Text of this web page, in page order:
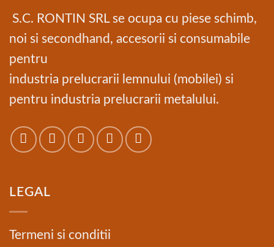
S.C. RONTIN SRL se ocupa cu piese schimb,
noi si secondhand, accesorii si consumabile
pentru
industria prelucrarii lemnului (mobilei) si
pentru industria prelucrarii metalului.
LEGAL
Termeni si conditii